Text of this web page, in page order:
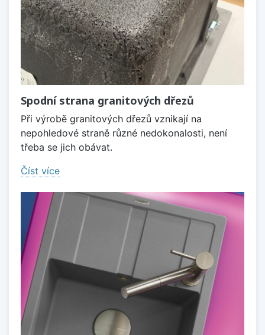
Spodní strana granitových dřezů
Při výrobě granitových dřezů vznikají na
nepohledové straně různé nedokonalosti, není
třeba se jich obávat.
Číst více